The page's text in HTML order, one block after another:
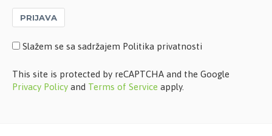
PRIJAVA
Slažem se sa sadržajem Politika privatnosti
This site is protected by reCAPTCHA and the Google
Privacy Policy and Terms of Service apply.